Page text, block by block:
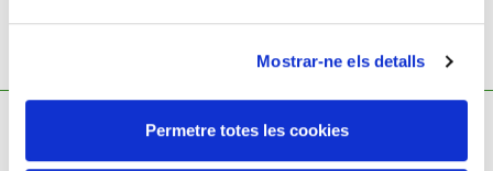
Mostrar-ne els detalls
Permetre totes les cookies